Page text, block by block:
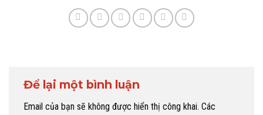
Để lại một bình luận
Email của bạn sẽ không được hiển thị công khai. Các